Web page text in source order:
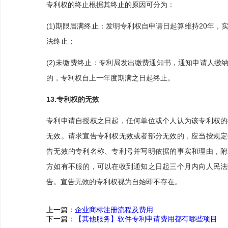
专利权的终止根据其终止的原因可分为：
(1)期限届满终止：发明专利权自申请日起算维持20年，
法终止；
(2)未缴费终止：专利局发出缴费通知书，通知申请人缴
的，专利权自上一年度期满之日起终止。
13.专利权的无效
专利申请自授权之日起，任何单位或个人认为该专利权
无效。请求宣告专利权无效或者部分无效的，应当按规
告无效的专利名称、专利号并写明依据的事实和理由，
方如有不服的，可以在收到通知之日起三个月内向人民
告。宣告无效的专利权视为自始即不存在。
上一篇： 企业商标注册流程及费用
下一篇：
【其他服务】软件专利申请费用都有哪些项目